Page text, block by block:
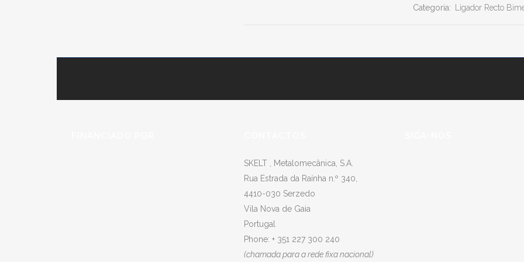
Categoria: Ligador Recto
SKELT , Metalomecânica, S.A.
Rua Estrada da Raínha n.º 340,
4410-030 Serzedo
Vila Nova de Gaia
Portugal
Phone: + 351 227 300 240
(chamada para a rede fixa nacional)